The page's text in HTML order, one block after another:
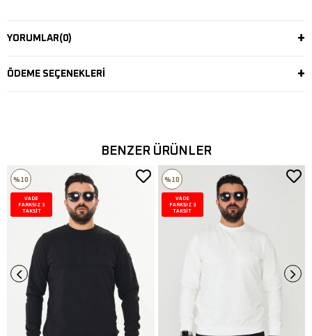
Rahatlık, dayanıklılık ve şıklığı bir arada isteyenler için.
YORUMLAR(0)
ÖDEME SEÇENEKLERI
BENZER ÜRÜNLER
%10
VADE
FARKSIZ 3
TAKSİT
%10
VADE
FARKSIZ 3
TAKSİT